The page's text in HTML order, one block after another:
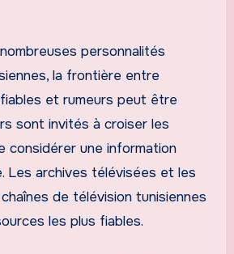
personnalités
la frontière entre
et rumeurs peut être
sont invités à croiser les
considérer une information
Les archives télévisées et les
de télévision tunisiennes
les plus fiables.